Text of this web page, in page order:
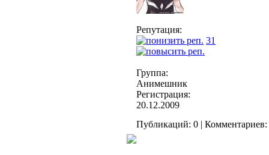
Репутация:
31
Группа:
Анимешник
Регистрация:
20.12.2009
Публикаций: 0 | Комментариев: